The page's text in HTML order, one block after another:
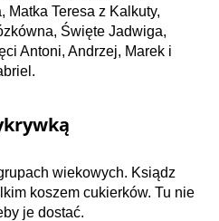
Matka Teresa z Kalkuty,
Święte Jadwiga,
Antoni, Andrzej, Marek i
wiekowych. Ksiądz
koszem cukierków. Tu nie
je dostać.